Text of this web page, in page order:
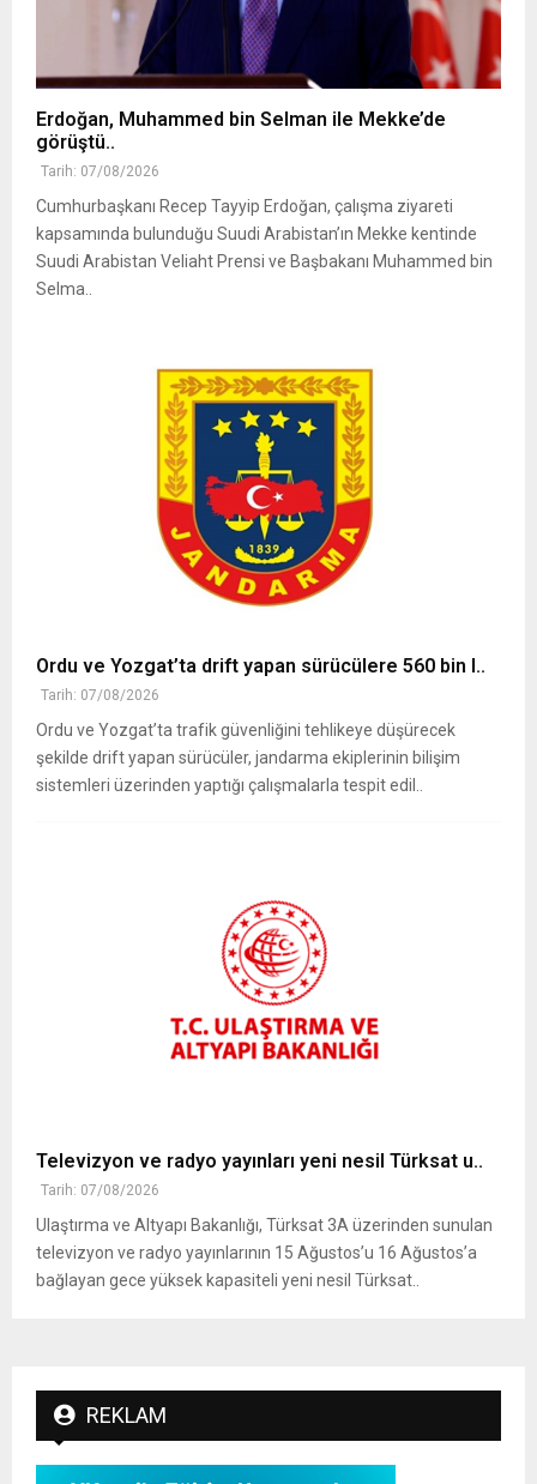
Erdoğan, Muhammed bin Selman ile Mekke’de
görüştü..
Tarih: 07/08/2026
Cumhurbaşkanı Recep Tayyip Erdoğan, çalışma ziyareti
kapsamında bulunduğu Suudi Arabistan’ın Mekke kentinde
Suudi Arabistan Veliaht Prensi ve Başbakanı Muhammed bin
Selma..
Ordu ve Yozgat’ta drift yapan sürücülere 560 bin l..
Tarih: 07/08/2026
Ordu ve Yozgat’ta trafik güvenliğini tehlikeye düşürecek
şekilde drift yapan sürücüler, jandarma ekiplerinin bilişim
sistemleri üzerinden yaptığı çalışmalarla tespit edil..
Televizyon ve radyo yayınları yeni nesil Türksat u..
Tarih: 07/08/2026
Ulaştırma ve Altyapı Bakanlığı, Türksat 3A üzerinden sunulan
televizyon ve radyo yayınlarının 15 Ağustos’u 16 Ağustos’a
bağlayan gece yüksek kapasiteli yeni nesil Türksat..
REKLAM